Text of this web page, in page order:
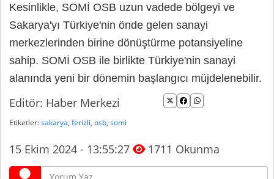
Kesinlikle, SOMİ OSB uzun vadede bölgeyi ve
Sakarya'yı Türkiye'nin önde gelen sanayi
merkezlerinden birine dönüştürme potansiyeline
sahip. SOMİ OSB ile birlikte Türkiye'nin sanayi
alanında yeni bir dönemin başlangıcı müjdelenebilir.
Editör: Haber Merkezi
Etiketler:sakarya, ferizli, osb, somi
15 Ekim 2024 - 13:55:27 1711 Okunma